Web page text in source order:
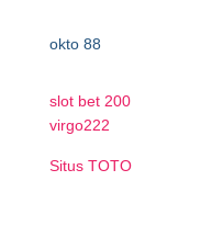
okto 88
slot bet 200
virgo222
Situs TOTO